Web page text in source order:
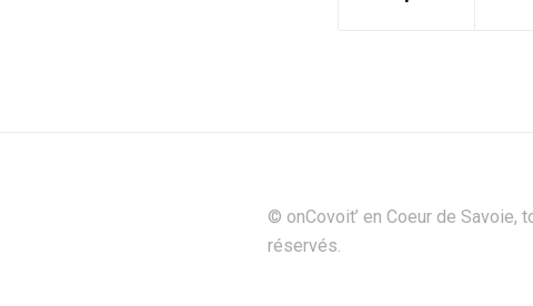
© onCovoit’ en Coeur de Savoie,
réservés.